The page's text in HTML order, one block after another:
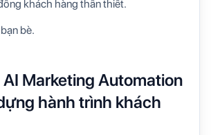
khách hàng thân thiết.
bè.
AI Marketing Automation
hành trình khách